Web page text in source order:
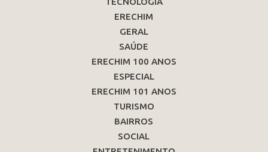
ERECHIM
GERAL
SAÚDE
ERECHIM 100 ANOS
ESPECIAL
ERECHIM 101 ANOS
TURISMO
BAIRROS
SOCIAL